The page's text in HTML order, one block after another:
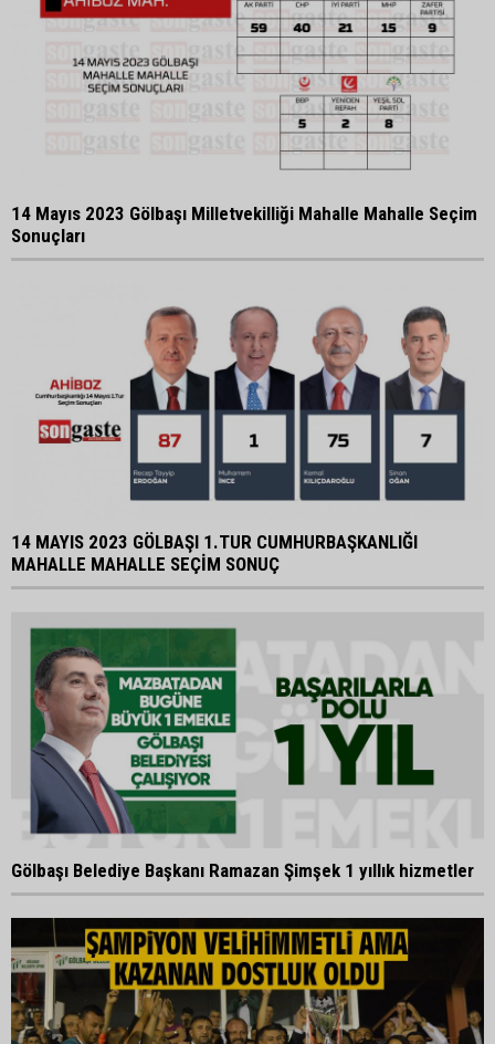
14 Mayıs 2023 Gölbaşı Milletvekilliği Mahalle Mahalle Seçim
Sonuçları
14 MAYIS 2023 GÖLBAŞI 1.TUR CUMHURBAŞKANLIĞI
MAHALLE MAHALLE SEÇİM SONUÇ
Gölbaşı Belediye Başkanı Ramazan Şimşek 1 yıllık hizmetler